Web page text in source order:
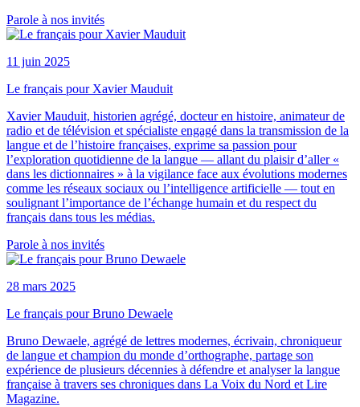
Parole à nos invités
11 juin 2025
Le français pour Xavier Mauduit
Xavier Mauduit, historien agrégé, docteur en histoire, animateur de
radio et de télévision et spécialiste engagé dans la transmission de la
langue et de l’histoire françaises, exprime sa passion pour
l’exploration quotidienne de la langue — allant du plaisir d’aller «
dans les dictionnaires » à la vigilance face aux évolutions modernes
comme les réseaux sociaux ou l’intelligence artificielle — tout en
soulignant l’importance de l’échange humain et du respect du
français dans tous les médias.
Parole à nos invités
28 mars 2025
Le français pour Bruno Dewaele
Bruno Dewaele, agrégé de lettres modernes, écrivain, chroniqueur
de langue et champion du monde d’orthographe, partage son
expérience de plusieurs décennies à défendre et analyser la langue
française à travers ses chroniques dans La Voix du Nord et Lire
Magazine.